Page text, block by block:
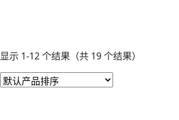
显示 1-12 个结果（共 19 个结果）